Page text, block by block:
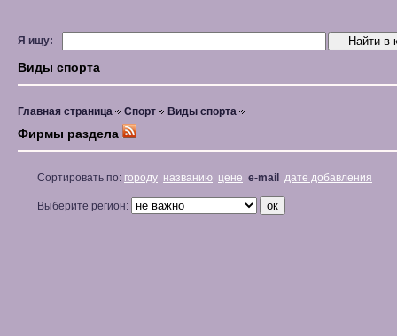
Я ищу:
Виды спорта
Главная страница Спорт Виды спорта
Фирмы раздела
Сортировать по: городу названию цене e-mail дате добавления
Выберите регион: